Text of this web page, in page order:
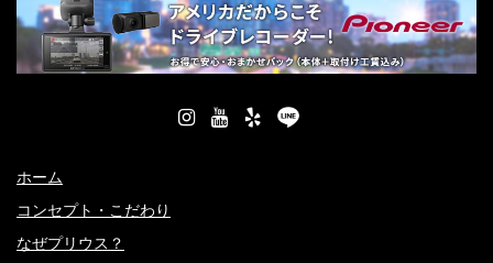
ホーム
コンセプト・こだわり
なぜプリウス？